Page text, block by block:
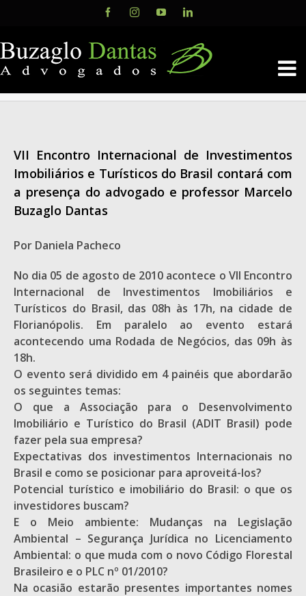
content
FacebookInstagramYouTubeLinkedIn
VII Encontro Internacional de Investimentos
Imobiliários e Turísticos do Brasil contará com
a presença do advogado e professor Marcelo
Buzaglo Dantas
Por Daniela Pacheco
No dia 05 de agosto de 2010 acontece o VII Encontro
Internacional de Investimentos Imobiliários e
Turísticos do Brasil, das 08h às 17h, na cidade de
Florianópolis. Em paralelo ao evento estará
acontecendo uma Rodada de Negócios, das 09h às
18h.
O evento será dividido em 4 painéis que abordarão
os seguintes temas:
O que a Associação para o Desenvolvimento
Imobiliário e Turístico do Brasil (ADIT Brasil) pode
fazer pela sua empresa?
Expectativas dos investimentos Internacionais no
Brasil e como se posicionar para aproveitá-los?
Potencial turístico e imobiliário do Brasil: o que os
investidores buscam?
E o Meio ambiente: Mudanças na Legislação
Ambiental – Segurança Jurídica no Licenciamento
Ambiental: o que muda com o novo Código Florestal
Brasileiro e o PLC nº 01/2010?
Na ocasião estarão presentes importantes nomes